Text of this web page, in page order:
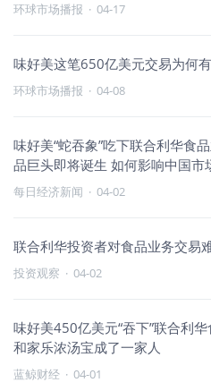
环球市场播报 · 04-17
味好美这笔650亿美元交易为何
环球市场播报 · 04-08
味好美“蛇吞象”吃下联合利华食
品巨头即将诞生 如何影响中国市
每日经济新闻 · 04-02
联合利华投资者对食品业务交易
投资观察 · 04-02
味好美450亿美元“吞下”联合利
和家乐浓汤宝成了一家人
蓝鲸财经 · 04-01